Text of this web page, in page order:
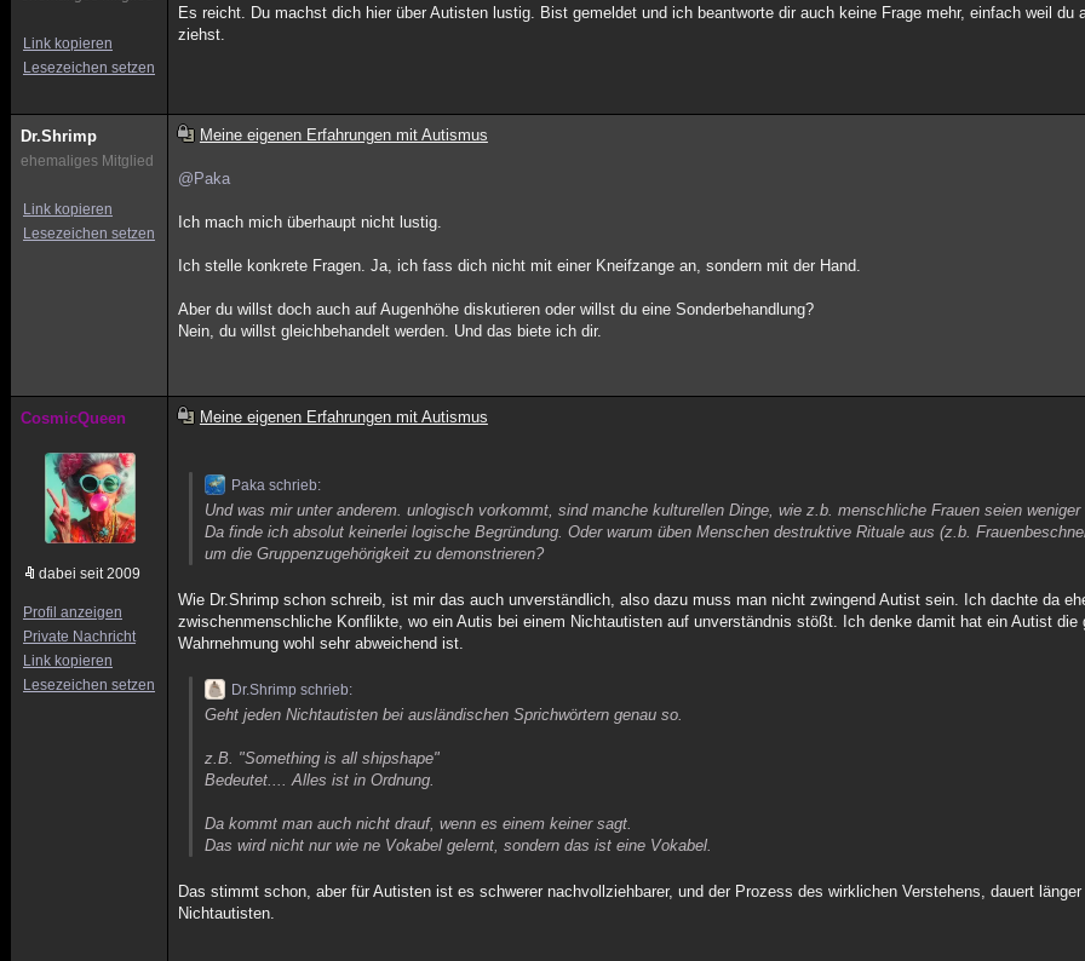
Link kopieren
Lesezeichen setzen
Es reicht. Du machst dich hier über Autisten lustig. Bist gemeldet und ich beantworte dir auch keine Frage mehr, einfach weil du
ziehst.
Dr.Shrimp
ehemaliges Mitglied
Link kopieren
Lesezeichen setzen
Meine eigenen Erfahrungen mit Autismus
@Paka
Ich mach mich überhaupt nicht lustig.
Ich stelle konkrete Fragen. Ja, ich fass dich nicht mit einer Kneifzange an, sondern mit der Hand.
Aber du willst doch auch auf Augenhöhe diskutieren oder willst du eine Sonderbehandlung?
Nein, du willst gleichbehandelt werden. Und das biete ich dir.
CosmicQueen
dabei seit 2009
Profil anzeigen
Private Nachricht
Link kopieren
Lesezeichen setzen
Meine eigenen Erfahrungen mit Autismus
Paka schrieb:
Und was mir unter anderem. unlogisch vorkommt, sind manche kulturellen Dinge, wie z.b. menschliche Frauen seien weniger
Da finde ich absolut keinerlei logische Begründung. Oder warum üben Menschen destruktive Rituale aus (z.b.
um die Gruppenzugehörigkeit zu demonstrieren?
Wie Dr.Shrimp schon schreib, ist mir das auch unverständlich, also dazu muss man nicht zwingend Autist sein. Ich dachte da
zwischenmenschliche Konflikte, wo ein Autis bei einem Nichtautisten auf unverständnis stößt. Ich denke damit hat ein Autist die
Wahrnehmung wohl sehr abweichend ist.
Dr.Shrimp schrieb:
Geht jeden Nichtautisten bei ausländischen Sprichwörtern genau so.
z.B. "Something is all shipshape"
Bedeutet.... Alles ist in Ordnung.
Da kommt man auch nicht drauf, wenn es einem keiner sagt.
Das wird nicht nur wie ne Vokabel gelernt, sondern das ist eine Vokabel.
Das stimmt schon, aber für Autisten ist es schwerer nachvollziehbarer, und der Prozess des wirklichen Verstehens, dauert
Nichtautisten.